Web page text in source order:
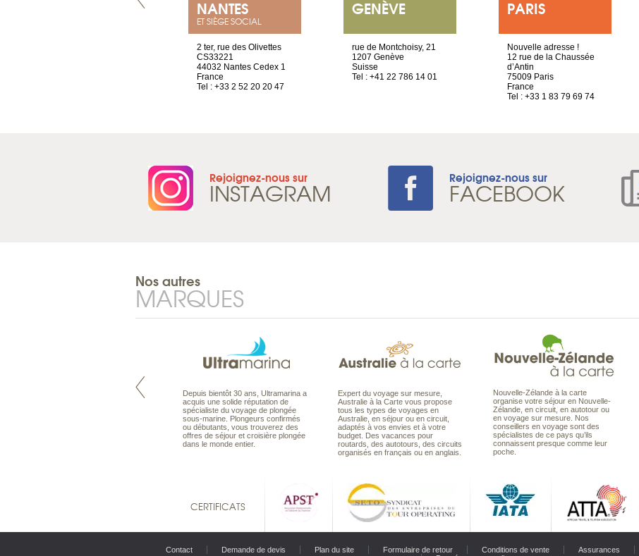
NANTES
ET SIÈGE SOCIAL
2 ter, rue des Olivettes
CS33221
44032 Nantes Cedex 1
France
Tel : +33 2 52 20 20 47
GENÈVE
rue de Montchoisy, 21
1207 Genève
Suisse
Tel : +41 22 786 14 01
PARIS
Nouvelle adresse !
12 rue de la Chaussée
d’Antin
75009 Paris
France
Tel : +33 1 83 79 69 74
Rejoignez-nous sur
INSTAGRAM Rejoignez-nous sur
FACEBOOK
Nos autres
MARQUES
Pacifique à la carte est le spécialiste
Depuis bientôt 30 ans, Ultramarina a
acquis une solide réputation de
spécialiste du voyage de plongée
sous-marine. Plongeurs confirmés
ou débutants, vous trouverez des
offres de séjour et croisière plongée
dans le monde entier.
Expert du voyage sur mesure,
Australie à la Carte vous propose
tous les types de voyages en
Australie, en séjour ou en circuit,
adaptés à vos envies et à votre
budget. Des vacances pour
routards, des autotours, des circuits
organisés en français ou en anglais.
Nouvelle-Zélande à la carte
organise votre séjour en Nouvelle-
Zélande, en circuit, en autotour ou
en voyage sur mesure. Nos
conseillers en voyage sont des
spécialistes de ce pays qu’ils
connaissent presque comme leur
poche.
CERTIFICATS
Contact Demande de devis Plan du site Formulaire de retour Conditions de vente Assurances